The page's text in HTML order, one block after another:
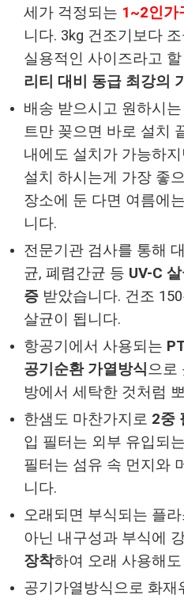
세가 걱정되는 1~2인가
니다. 3kg 건조기보다
실용적인 사이즈라고
리티 대비 동급 최강의
배송 받으시고 원하시
트만 꽂으면 바로 설치
내에도 설치가 가능하
설치 하시는게 가장 좋
장소에 둔 다면 여름에
니다.
전문기관 검사를 통해
균, 폐렴간균 등 UV-C
증 받았습니다. 건조
살균이 됩니다.
항공기에서 사용되는
공기순환 가열방식으로
방에서 세탁한 것처럼
한샘도 마찬가지로 2중
입 필터는 외부 유입되
필터는 섬유 속 먼지와
니다.
오래되면 부식되는 플
아닌 내구성과 부식에
장착하여 오래 사용해
공기가열방식으로 화재